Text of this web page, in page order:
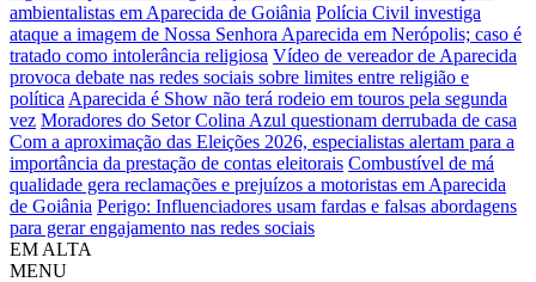
ambientalistas em Aparecida de Goiânia Polícia Civil investiga
ataque a imagem de Nossa Senhora Aparecida em Nerópolis; caso é
tratado como intolerância religiosa Vídeo de vereador de Aparecida
provoca debate nas redes sociais sobre limites entre religião e
política Aparecida é Show não terá rodeio em touros pela segunda
vez Moradores do Setor Colina Azul questionam derrubada de casa
Com a aproximação das Eleições 2026, especialistas alertam para a
importância da prestação de contas eleitorais Combustível de má
qualidade gera reclamações e prejuízos a motoristas em Aparecida
de Goiânia Perigo: Influenciadores usam fardas e falsas abordagens
para gerar engajamento nas redes sociais
EM ALTA
MENU